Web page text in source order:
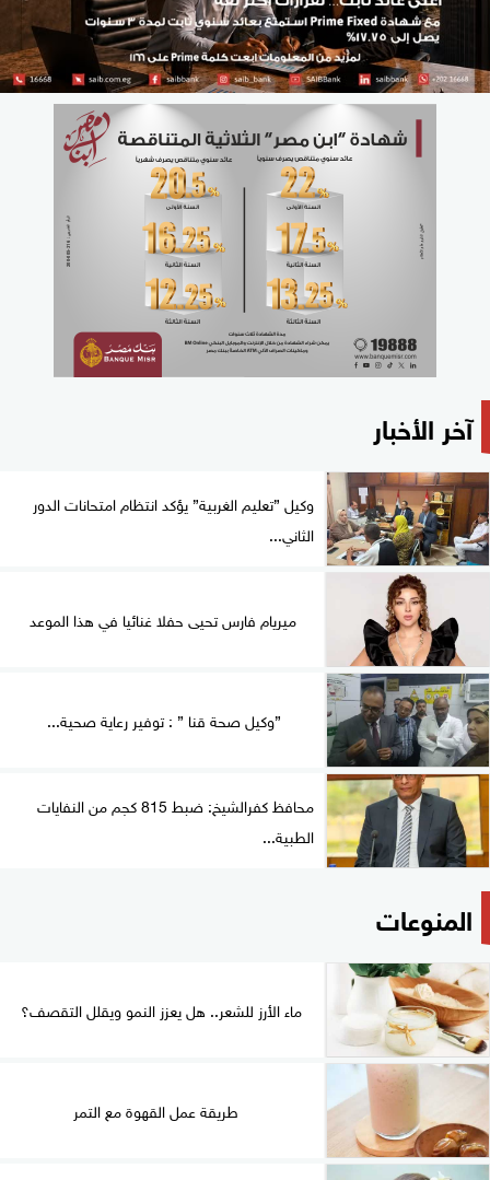
آخر الأخبار
وكيل ”تعليم الغربية” يؤكد انتظام امتحانات الدور
الثاني...
ميريام فارس تحيى حفلا غنائيا في هذا الموعد
”وكيل صحة قنا ” : توفير رعاية صحية...
محافظ كفرالشيخ: ضبط 815 كجم من النفايات
الطبية...
المنوعات
ماء الأرز للشعر.. هل يعزز النمو ويقلل التقصف؟
طريقة عمل القهوة مع التمر